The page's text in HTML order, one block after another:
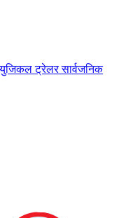
ट्रेलर सार्वजनिक